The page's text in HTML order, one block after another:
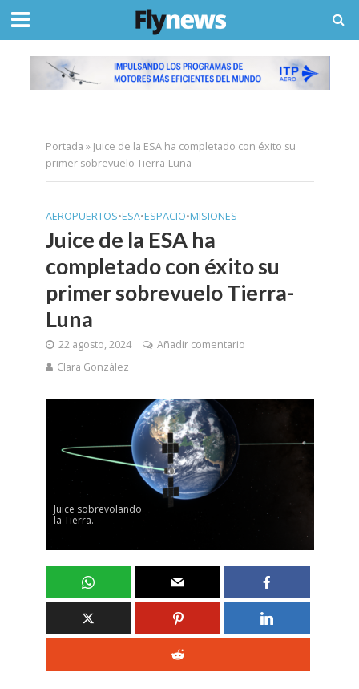
Portada » Juice de la ESA ha completado con éxito su
primer sobrevuelo Tierra-Luna
AEROPUERTOS•ESA•ESPACIO•MISIONES
Juice de la ESA ha
completado con éxito su
primer sobrevuelo Tierra-
Luna
22 agosto, 2024
Añadir comentario
Clara González
Juice sobrevolando
la Tierra.